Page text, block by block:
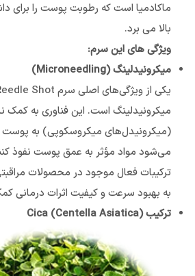
ماکادمیا است که رطوبت پوست را برای
بالا می برد.
ویژگی های این سرم:
میکرونیدلینگ (Microneedling)
میکرونیدلینگ است. این فناوری به کمک
(میکرونیدل‌های میکروسکوپی) به پوست
می‌شود مواد مؤثر به عمق پوست نفوذ
ترکیبات فعال موجود در محصولات
به بهبود سرعت و کیفیت اثرات درمانی
ترکیب Cica (Centella Asiatica)